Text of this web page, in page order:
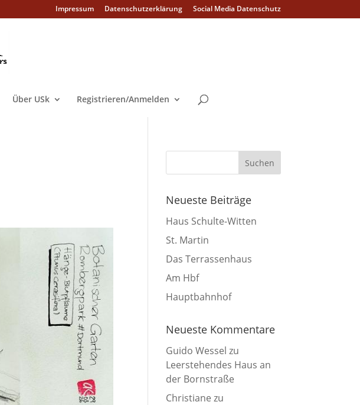
Impressum Datenschutzerklärung Social Media Datenschutz
Über USk Registrieren/Anmelden
Neueste Beiträge
Haus Schulte-Witten
St. Martin
Das Terrassenhaus
Am Hbf
Hauptbahnhof
Neueste Kommentare
Guido Wessel zu
Leerstehendes Haus an
der Bornstraße
Christiane zu